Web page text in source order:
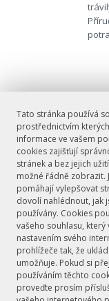
Tato stránka používá
prostřednictvím
informace ve vašem
cookies zajišťují
stránek a bez jejich
možné řádně zobrazit.
pomáhají vylepšovat
dovolí nahlédnout, jak
používány. Cookies
vašeho souhlasu, který
nastavením svého
prohlížeče tak, že
umožňuje. Pokud si
používáním těchto
proveďte prosím
E-mail
© FF UK 2026